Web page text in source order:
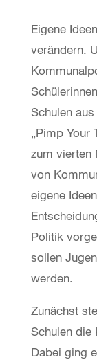
Eigene
verändern.
Schulen
„Pimp Your
zum vierten
von
eigene
Politik
sollen
werden.
Zunächst
Schulen die
Dabei ging